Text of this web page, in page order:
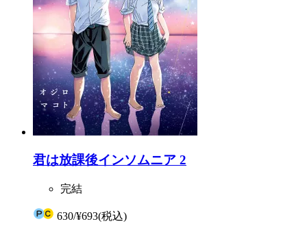
君は放課後インソムニア 2
完結
630/¥693(税込)